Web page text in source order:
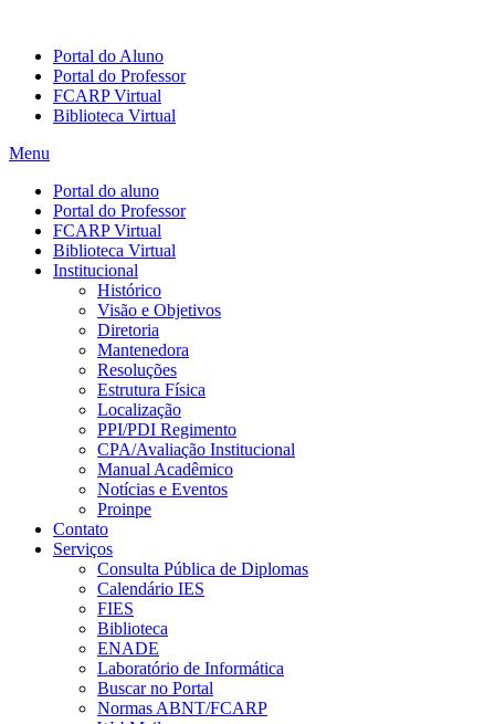
Portal do Aluno
Portal do Professor
FCARP Virtual
Biblioteca Virtual
Menu
Portal do aluno
Portal do Professor
FCARP Virtual
Biblioteca Virtual
Institucional
Histórico
Visão e Objetivos
Diretoria
Mantenedora
Resoluções
Estrutura Física
Localização
PPI/PDI Regimento
CPA/Avaliação Institucional
Manual Acadêmico
Notícias e Eventos
Proinpe
Contato
Serviços
Consulta Pública de Diplomas
Calendário IES
FIES
Biblioteca
ENADE
Laboratório de Informática
Buscar no Portal
Normas ABNT/FCARP